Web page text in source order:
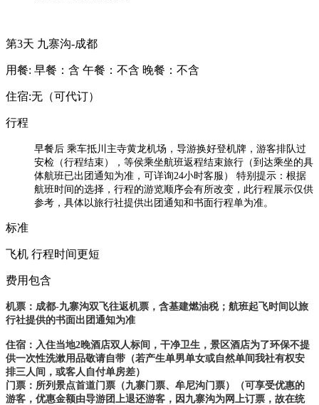
第3天 九寨沟-成都
用餐: 早餐：含 午餐：不含 晚餐：不含
住宿:无（可代订）
行程
早餐后 乘车抵川主寺黄龙机场，导游换好登机牌，游客排队过
安检（行程结束），等侯乘坐航班返程结束旅行（到达乘坐的具
体航班已出团通知为准，可详询24小时客服） 特别提示：根据
航班时间的选择，行程的游览顺序会有所改变，此行程展示仅供
参考，具体以旅行社提供出团通知和书面行程单为准。
标准
飞机 行程时间更短
费用包含
机票：成都-九寨沟双飞往返机票，含基建燃油税；航班起飞时间以旅
行社提供的书面出团通知为准
住宿：入住当地2晚酒店双人标间，干净卫生，景区酒店为了环保不提
供一次性洗漱用品敬请自带（若产生单男单女或自然单间我社有权安
排三人间，或客人自付单房差）
门票：所列景点首道门票（九寨门票、牟尼沟门票）（可享受优惠的
游客，优惠金额由导游团上退还游客，因九寨沟为网上订票，故在统